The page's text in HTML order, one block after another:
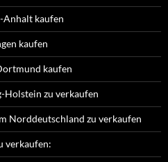
Anhalt kaufen
kaufen
kaufen
Holstein zu verkaufen
Norddeutschland zu verkaufen
verkaufen: